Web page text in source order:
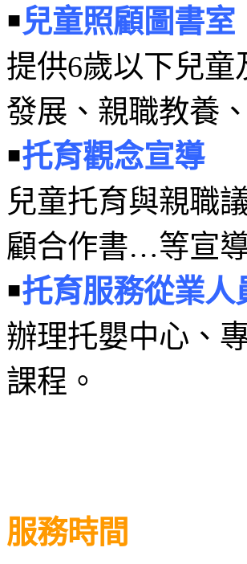
￭兒童照顧圖書室
提供6歲以下兒
發展、親職教養
￭托育觀念宣導
兒童托育與親職
顧合作書…等宣
￭托育服務從業人
辦理托嬰中心、
課程。
服務時間